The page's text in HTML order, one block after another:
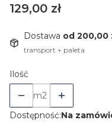
Cena
129,00 zł
Dostawa od 200,00
transport + paleta
Ilość
m2
Dostępność:Na